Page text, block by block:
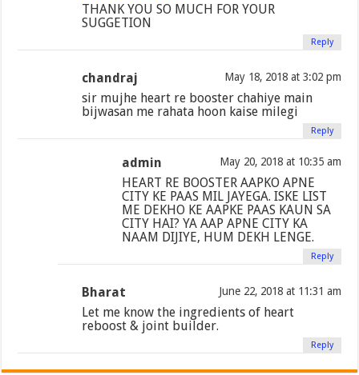
THANK YOU SO MUCH FOR YOUR
SUGGETION
Reply
chandraj May 18, 2018 at 3:02 pm
sir mujhe heart re booster chahiye main
bijwasan me rahata hoon kaise milegi
Reply
admin May 20, 2018 at 10:35 am
HEART RE BOOSTER AAPKO APNE
CITY KE PAAS MIL JAYEGA. ISKE LIST
ME DEKHO KE AAPKE PAAS KAUN SA
CITY HAI? YA AAP APNE CITY KA
NAAM DIJIYE, HUM DEKH LENGE.
Reply
Bharat June 22, 2018 at 11:31 am
Let me know the ingredients of heart
reboost & joint builder.
Reply